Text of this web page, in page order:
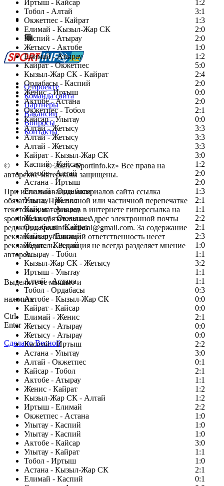
Иртыш - Кайсар
1:2
Тобол - Алтай
3:1
Окжетпес - Кайрат
1:3
Елимай - Кызыл-Жар СК
2:0
Каспий - Атырау
2:0
Жетысу - Актобе
1:0
Елимай - Атырау
1:2
Кайрат - Окжетпес
5:0
Кызыл-Жар СК - Кайрат
2:4
Ордабасы - Каспий
2:0
Женис - Иртыш
0:0
Актобе - Астана
2:0
Окжетпес - Тобол
2:1
Кайсар - Улытау
0:0
Алтай - Жетысу
3:3
Алтай - Жетысу
3:3
Алтай - Жетысу
3:3
Кайрат - Кызыл-Жар СК
3:0
Каспий - Кайсар
1:2
Актобе - Алтай
2:0
Астана - Иртыш
2:0
Елимай - Ордабасы
1:3
Улытау - Женис
2:1
Кайрат - Атырау
1:1
Жетысу - Окжетпес
2:2
Ордабасы - Кайрат
2:1
Кайсар - Елимай
2:3
Женис - Каспий
1:0
Атырау - Тобол
1:1
Кызыл-Жар СК - Жетысу
3:2
Иртыш - Улытау
1:1
Алтай - Астана
1:1
Тобол - Ордабасы
0:3
Актобе - Кызыл-Жар СК
0:0
Кайрат - Кайсар
0:0
Елимай - Женис
2:1
Жетысу - Атырау
0:0
Жетысу - Атырау
0:0
Каспий - Иртыш
2:2
Астана - Улытау
3:0
Алтай - Окжетпес
0:1
Кайсар - Тобол
2:1
Актобе - Атырау
1:1
Женис - Кайрат
1:2
Кызыл-Жар СК - Алтай
1:2
Иртыш - Елимай
2:2
Окжетпес - Астана
1:0
Улытау - Каспий
1:0
Улытау - Каспий
1:0
Актобе - Кайсар
3:0
Улытау - Кайрат
1:1
Тобол - Иртыш
1:0
Астана - Кызыл-Жар СК
2:1
Елимай - Каспий
0:1
Есть идея?
Сообщить о мероприятии
Перейти на старый сайт
О проекте
Команда сайта
Партнеры
Вакансии
Вопросы
Контакты
© Copyright© 2025 «Sportinfo.kz» Все права на
авторские материалы защищены.
При использовании материалов сайта ссылка
обязательна. При полной или частичной перепечатке
текстовых материалов в интернете гиперссылка на
sportinfo.kz обязательна. Адрес электронной почты
редакции: sportinfo.official@gmail.com. За содержание
рекламных публикаций ответственность несет
рекламодатель. Редакция не всегда разделяет мнение
авторов.
Заметили ошибку в тексте?
Выделите ее мышью и
нажмите
Ctrl
Enter
Сделано Весной